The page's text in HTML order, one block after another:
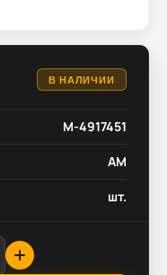
В НАЛИЧИИ
M-4917451
AM
шт.